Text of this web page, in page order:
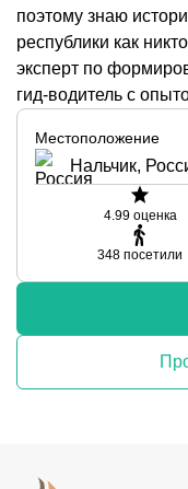
поэтому знаю
республики как
эксперт по
гид-водитель с
Местоположение
Нальчик,
4.99оценка
348 посетили